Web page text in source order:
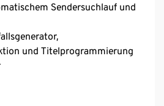
Sendersuchlauf und
und Titelprogrammierung
für optimalen